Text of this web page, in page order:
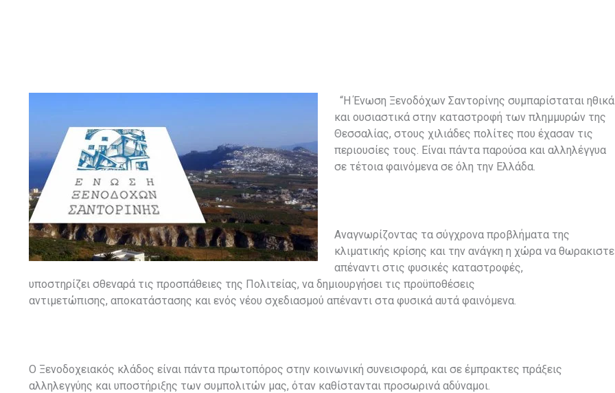
“Η Ένωση Ξενοδόχων Σαντορίνης συμπαρίσταται ηθικά
και ουσιαστικά στην καταστροφή των πλημμυρών της
Θεσσαλίας, στους χιλιάδες πολίτες που έχασαν τις
περιουσίες τους. Είναι πάντα παρούσα και αλληλέγγυα
σε τέτοια φαινόμενα σε όλη την Ελλάδα.
Αναγνωρίζοντας τα σύγχρονα προβλήματα της
κλιματικής κρίσης και την ανάγκη η χώρα να
απέναντι στις φυσικές καταστροφές,
υποστηρίζει σθεναρά τις προσπάθειες της Πολιτείας, να δημιουργήσει τις προϋποθέσεις
αντιμετώπισης, αποκατάστασης και ενός νέου σχεδιασμού απέναντι στα φυσικά αυτά φαινόμενα.
Ο Ξενοδοχειακός κλάδος είναι πάντα πρωτοπόρος στην κοινωνική συνεισφορά, και σε έμπρακτες πράξεις
αλληλεγγύης και υποστήριξης των συμπολιτών μας, όταν καθίστανται προσωρινά αδύναμοι.